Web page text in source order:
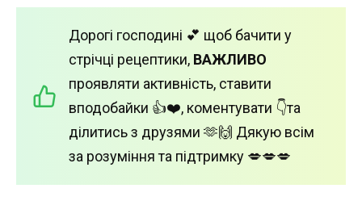
Дорогі господині 💕 щоб бачити у
стрічці рецептики, ВАЖЛИВО
проявляти активність, ставити
вподобайки 👍❤️, коментувати 👇та
ділитись з друзями 🫶🙌 Дякую всім
за розуміння та підтримку 💋💋💋